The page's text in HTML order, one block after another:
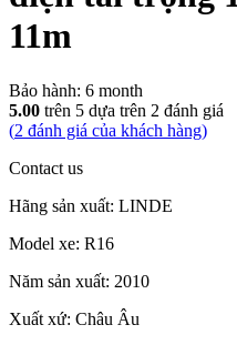
11m
Bảo hành: 6 month
5.00 trên 5 dựa trên 2 đánh giá
(2 đánh giá của khách hàng)
Contact us
Hãng sản xuất: LINDE
Model xe: R16
Năm sản xuất: 2010
Xuất xứ: Châu Âu